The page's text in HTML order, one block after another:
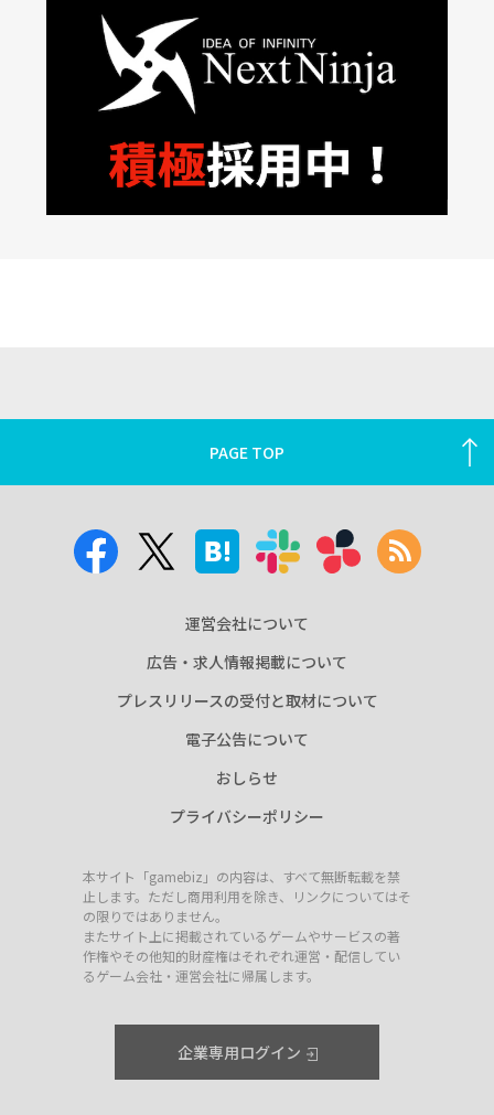
PAGE TOP
運営会社について
広告・求人情報掲載について
プレスリリースの受付と取材について
電子公告について
おしらせ
プライバシーポリシー
本サイト「gamebiz」の内容は、すべて無断転載を禁
止します。ただし商用利用を除き、リンクについてはそ
の限りではありません。
またサイト上に掲載されているゲームやサービスの著
作権やその他知的財産権はそれぞれ運営・配信してい
るゲーム会社・運営会社に帰属します。
企業専用ログイン